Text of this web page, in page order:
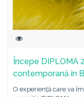
Începe DIPLOMA
contemporană în
O experiență care va